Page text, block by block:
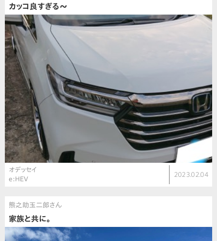
カッコ良すぎる〜
オデッセイ
e:HEV
2023.02.04
熊之助玉二郎さん
家族と共に。